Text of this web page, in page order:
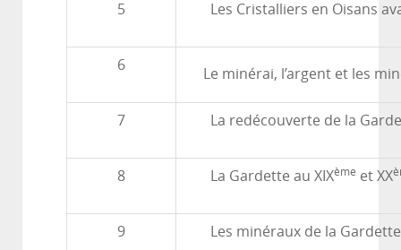
5 Les Cristalliers en Oisans
6
Le minérai, l’argent et les
7 La redécouverte de la
8 La Gardette au XIXème et XX
9 Les minéraux de la